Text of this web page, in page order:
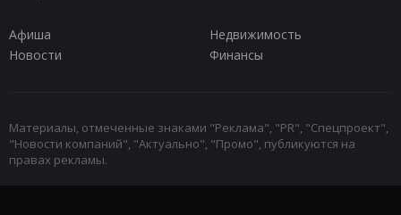
Афиша
Недвижимость
Новости
Финансы
Материалы, отмеченные знаками "Реклама", "PR", "Спецпроект",
"Новости компаний", "Актуально", "Промо", публикуются на
правах рекламы.